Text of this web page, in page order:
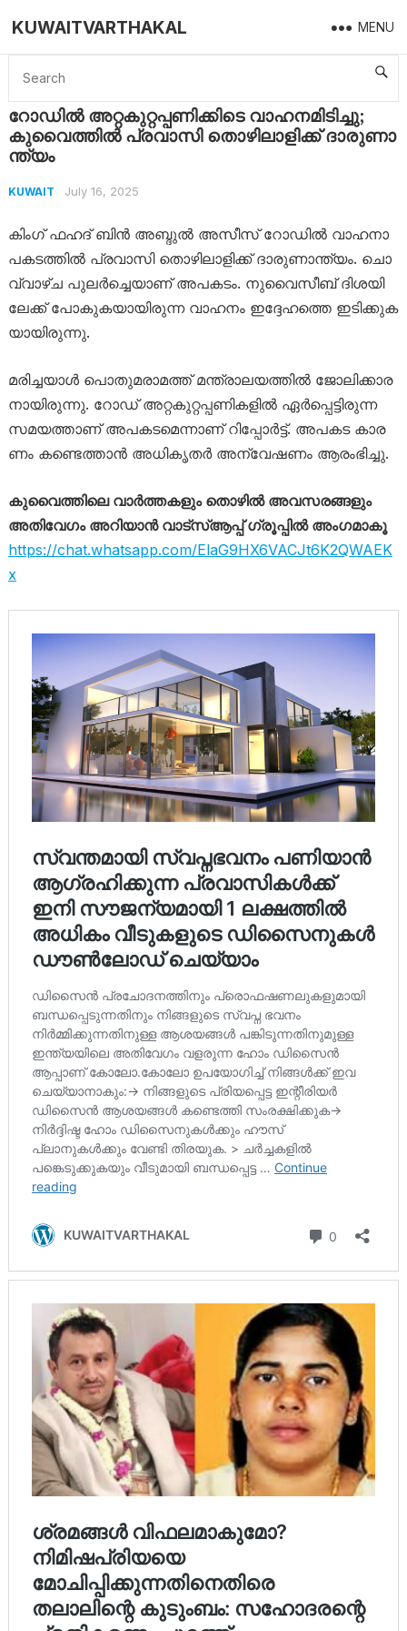
KUWAITVARTHAKAL MENU
Home Kuwait റോഡിൽ അറ്റകുറ്റപ്പണിക്കിടെ വാഹനമിടിച്ചു; കുവൈത്തിൽ പ്രവാസി തൊ​ഴി​ലാ​ളി​ക്ക് ദാ​രു​ണാ​ന്ത്യം
റോഡിൽ അറ്റകുറ്റപ്പണിക്കിടെ വാഹനമിടിച്ചു;
കുവൈത്തിൽ പ്രവാസി തൊ​ഴി​ലാ​ളി​ക്ക് ദാ​രു​ണാ​
ന്ത്യം
KUWAIT July 16, 2025
കിം​ഗ് ഫ​ഹ​ദ് ബി​ൻ അ​ബ്ദു​ൽ അ​സീ​സ് റോ​ഡി​ൽ വാ​ഹ​നാ​
പ​ക​ട​ത്തി​ൽ പ്ര​വാ​സി തൊ​ഴി​ലാ​ളി​ക്ക് ദാ​രു​ണാ​ന്ത്യം. ചൊ​
വ്വാ​ഴ്ച പു​ല​ർ​ച്ചെ​യാ​ണ് അ​പ​ക​ടം. നു​വൈ​സീ​ബ് ദി​ശ​യി​
ലേ​ക്ക് പോ​കു​ക​യാ​യി​രു​ന്ന വാ​ഹ​നം ഇ​ദ്ദേ​ഹ​ത്തെ ഇ​ടി​ക്കു​ക​
യാ​യി​രു​ന്നു.
മ​രി​ച്ച​യാ​ൾ പൊ​തു​മ​രാ​മ​ത്ത് മ​ന്ത്രാ​ല​യ​ത്തി​ൽ ജോ​ലി​ക്കാ​ര​
നാ​യി​രു​ന്നു. റോ​ഡ് അ​റ്റ​കു​റ്റ​പ്പ​ണി​ക​ളി​ൽ ഏ​ർ​പ്പെ​ട്ടി​രു​ന്ന
സ​മ​യ​ത്താ​ണ് അ​പ​ക​ട​മെ​ന്നാ​ണ് റി​പ്പോ​ർ​ട്ട്. അ​പ​ക​ട കാ​ര​
ണം ക​ണ്ടെ​ത്താ​ൻ അ​ധി​കൃ​ത​ർ അ​ന്വേ​ഷ​ണം ആ​രം​ഭി​ച്ചു.
കുവൈത്തിലെ വാർത്തകളും തൊഴിൽ അവസരങ്ങളും
അതിവേഗം അറിയാൻ വാട്സ്ആപ്പ് ഗ്രൂപ്പിൽ അംഗമാകൂ
https://chat.whatsapp.com/ElaG9HX6VACJt6K2QWAEK
x